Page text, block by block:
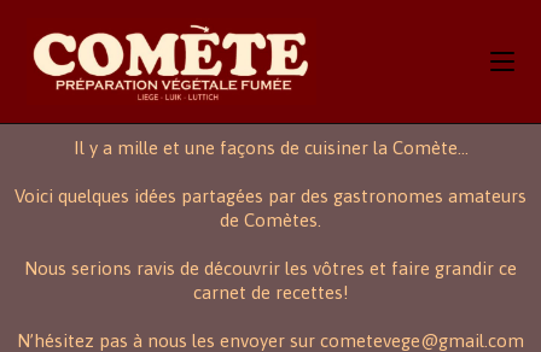
Il y a mille et une façons de cuisiner la Comète…
Voici quelques idées partagées par des gastronomes amateurs
de Comètes.
Nous serions ravis de découvrir les vôtres et faire grandir ce
carnet de recettes!
N’hésitez pas à nous les envoyer sur cometevege@gmail.com